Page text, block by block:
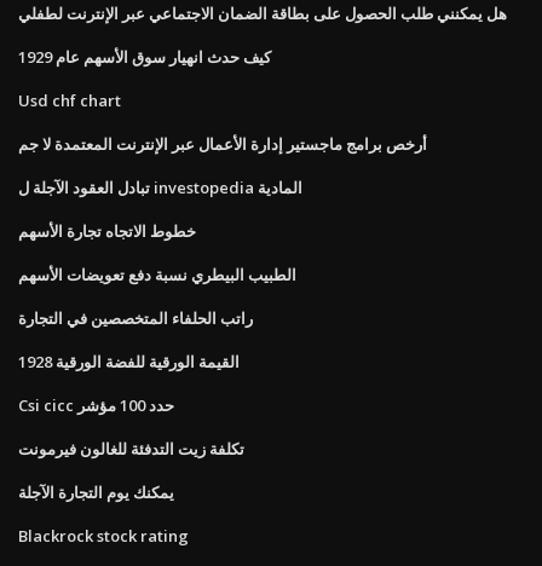
هل يمكنني طلب الحصول على بطاقة الضمان الاجتماعي عبر الإنترنت لطفلي
كيف حدث انهيار سوق الأسهم عام 1929
Usd chf chart
أرخص برامج ماجستير إدارة الأعمال عبر الإنترنت المعتمدة لا جم
تبادل العقود الآجلة ل investopedia المادية
خطوط الاتجاه تجارة الأسهم
الطبيب البيطري نسبة دفع تعويضات الأسهم
راتب الحلفاء المتخصصين في التجارة
1928 القيمة الورقية للفضة الورقية
Csi cicc حدد 100 مؤشر
تكلفة زيت التدفئة للغالون فيرمونت
يمكنك يوم التجارة الآجلة
Blackrock stock rating